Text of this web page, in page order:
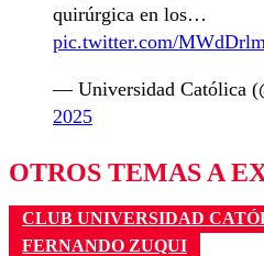
quirúrgica en los…
pic.twitter.com/
— Universidad Católica
2025
OTROS TEMAS A
CLUB UNIVERSIDAD
FERNANDO ZUQUI